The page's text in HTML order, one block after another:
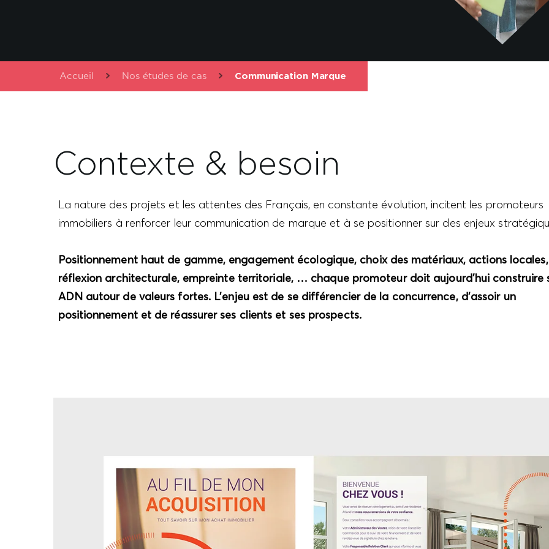
Accueil Nos études de cas Communication Marque
Contexte & besoin
La nature des projets et les attentes des Français, en constante évolution, incitent les promoteurs
immobiliers à renforcer leur communication de marque et à se positionner sur des enjeux
Positionnement haut de gamme, engagement écologique, choix des matériaux, actions locales,
réflexion architecturale, empreinte territoriale, … chaque promoteur doit aujourd’hui construire
ADN autour de valeurs fortes. L’enjeu est de se différencier de la concurrence, d’assoir un
positionnement et de réassurer ses clients et ses prospects.